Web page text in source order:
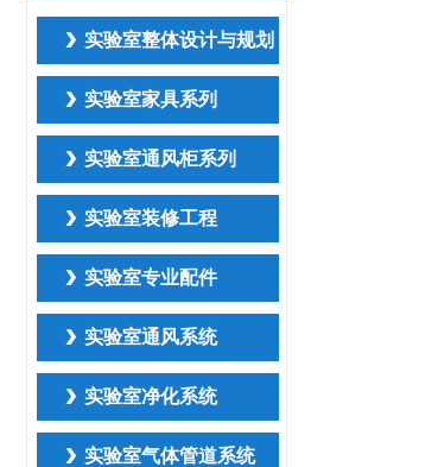
实验室整体设计与规划
实验室家具系列
实验室通风柜系列
实验室装修工程
实验室专业配件
实验室通风系统
实验室净化系统
实验室气体管道系统